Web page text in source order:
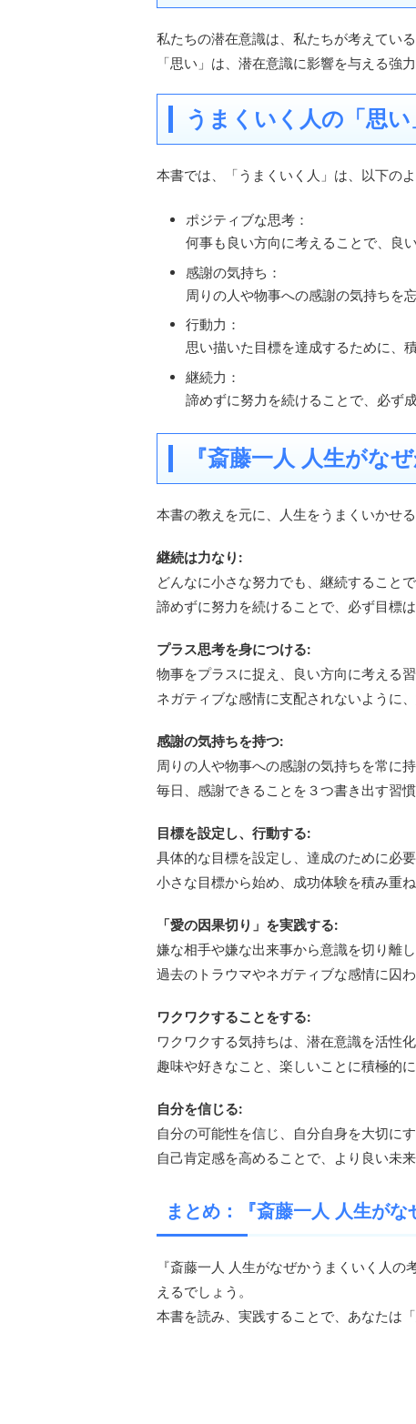
なぜ、「思い」が現
私たちの潜在意識は、私たちが考えてい
うまくいく人の「思い
ポジティブな思考：
何事も良い方向に考えることで、良
感謝の気持ち：
周りの人や物事への感謝の気持ちを
行動力：
思い描いた目標を達成するために、
継続力：
『斎藤一人 人生がな
継続は力なり:
どんなに小さな努力でも、継続すること
プラス思考を身につける:
物事をプラスに捉え、良い方向に考える
感謝の気持ちを持つ:
周りの人や物事への感謝の気持ちを常に
目標を設定し、行動する:
具体的な目標を設定し、達成のために必
「愛の因果切り」を実践する:
嫌な相手や嫌な出来事から意識を切り離
ワクワクすることをする:
ワクワクする気持ちは、潜在意識を活性
自分を信じる:
自分の可能性を信じ、自分自身を大切に
まとめ：『斎藤一人 人生が
『斎藤一人 人生がなぜかうまくいく人
えるでしょう。